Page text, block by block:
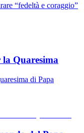
“fedeltà e coraggio”
la Quaresima
di Papa